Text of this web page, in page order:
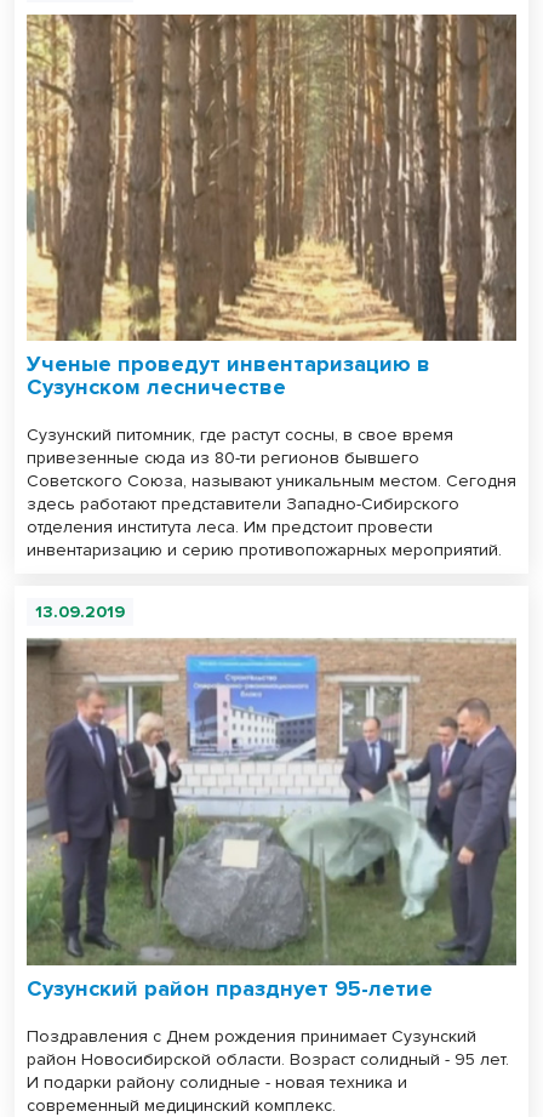
Ученые проведут инвентаризацию в
Сузунском лесничестве
Сузунский питомник, где растут сосны, в свое время
привезенные сюда из 80-ти регионов бывшего
Советского Союза, называют уникальным местом. Сегодня
здесь работают представители Западно-Сибирского
отделения института леса. Им предстоит провести
инвентаризацию и серию противопожарных мероприятий.
13.09.2019
Сузунский район празднует 95-летие
Поздравления с Днем рождения принимает Сузунский
район Новосибирской области. Возраст солидный - 95 лет.
И подарки району солидные - новая техника и
современный медицинский комплекс.